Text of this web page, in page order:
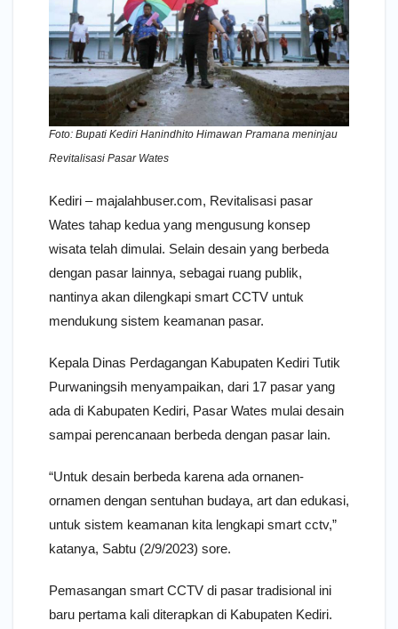
Foto: Bupati Kediri Hanindhito Himawan Pramana meninjau
Revitalisasi Pasar Wates
Kediri – majalahbuser.com, Revitalisasi pasar
Wates tahap kedua yang mengusung konsep
wisata telah dimulai. Selain desain yang berbeda
dengan pasar lainnya, sebagai ruang publik,
nantinya akan dilengkapi smart CCTV untuk
mendukung sistem keamanan pasar.
Kepala Dinas Perdagangan Kabupaten Kediri Tutik
Purwaningsih menyampaikan, dari 17 pasar yang
ada di Kabupaten Kediri, Pasar Wates mulai desain
sampai perencanaan berbeda dengan pasar lain.
“Untuk desain berbeda karena ada ornanen-
ornamen dengan sentuhan budaya, art dan edukasi,
untuk sistem keamanan kita lengkapi smart cctv,”
katanya, Sabtu (2/9/2023) sore.
Pemasangan smart CCTV di pasar tradisional ini
baru pertama kali diterapkan di Kabupaten Kediri.